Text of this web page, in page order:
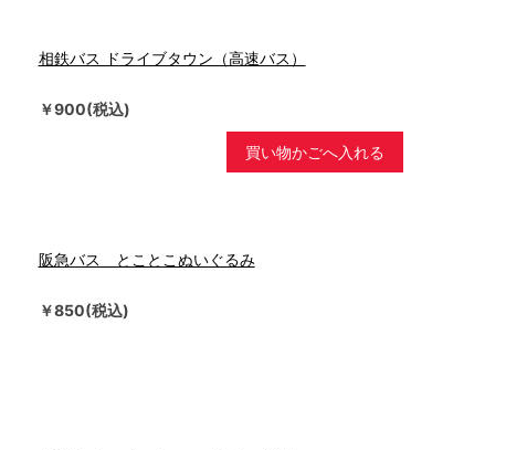
相鉄バス ドライブタウン（高速バス）
￥900(税込)
買い物かごへ入れる
阪急バス とことこぬいぐるみ
￥850(税込)